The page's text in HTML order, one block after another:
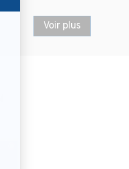
Voir plus